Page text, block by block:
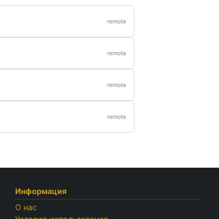
remote
remote
remote
remote
Информация
О нас